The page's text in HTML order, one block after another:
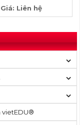
Giá: Liên hệ
vietEDU®